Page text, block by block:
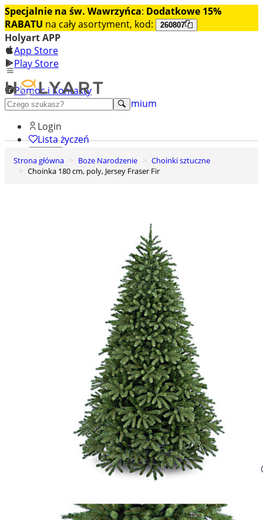
Specjalnie na św. Wawrzyńca: Dodatkowe 15%
RABATU na cały asortyment, kod: 260807
Holyart APP
App Store
Play Store
Pomoc i Kontakty
+48 222 922 860
Odkryj premium
Login
Lista życzeń
0
Koszyk
Strona główna Boże Narodzenie
Choinki sztuczne
Choinka 180 cm, poly, Jersey Fraser Fir